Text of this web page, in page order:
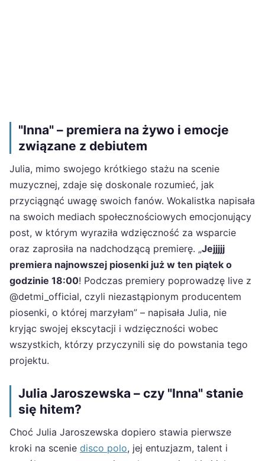
"Inna" – premiera na żywo i emocje
związane z debiutem
Julia, mimo swojego krótkiego stażu na scenie
muzycznej, zdaje się doskonale rozumieć, jak
przyciągnąć uwagę swoich fanów. Wokalistka napisała
na swoich mediach społecznościowych emocjonujący
post, w którym wyraziła wdzięczność za wsparcie
oraz zaprosiła na nadchodzącą premierę. „Jejjjjj
premiera najnowszej piosenki już w ten piątek o
godzinie 18:00! Podczas premiery poprowadzę live z
@detmi_official, czyli niezastąpionym producentem
piosenki, o której marzyłam” – napisała Julia, nie
kryjąc swojej ekscytacji i wdzięczności wobec
wszystkich, którzy przyczynili się do powstania tego
projektu.
Julia Jaroszewska – czy "Inna" stanie
się hitem?
Choć Julia Jaroszewska dopiero stawia pierwsze
kroki na scenie disco polo, jej entuzjazm, talent i